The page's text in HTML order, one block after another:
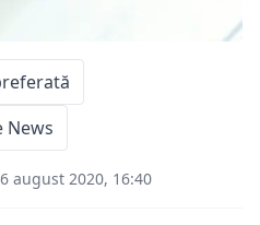
News
august 2020, 16:40